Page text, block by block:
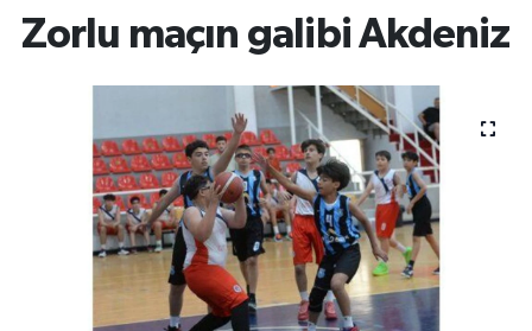
Zorlu maçın galibi Akdeniz
Son Dakika Haberleri